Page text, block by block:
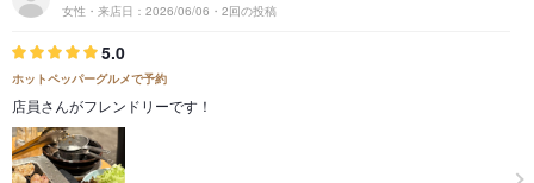
女性・来店日：2026/06/06・2回の投稿
5.0
ホットペッパーグルメで予約
店員さんがフレンドリーです！